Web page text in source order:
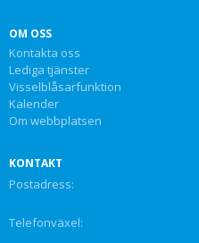
OM OSS
Kontakta oss
Lediga tjänster
Visselblåsarfunktion
Kalender
Om webbplatsen
KONTAKT
Postadress:
Telefonväxel: